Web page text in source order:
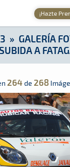
del
¡Hazte
Galería
» GALERÍA
A
264 de 268